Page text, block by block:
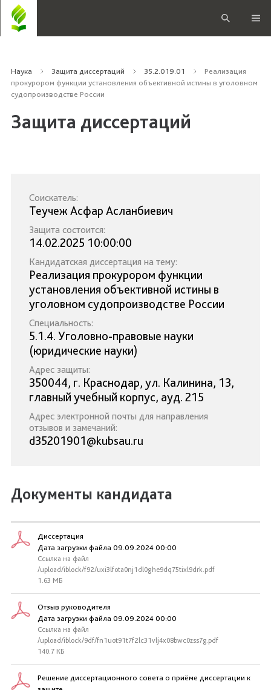
Наука Защита диссертаций 35.2.019.01
Реализация
прокурором функции установления объективной истины в уголовном
судопроизводстве России
Защита диссертаций
Соискатель:
Теучеж Асфар Асланбиевич
Защита состоится:
14.02.2025 10:00:00
Кандидатская диссертация на тему:
Реализация прокурором функции
установления объективной истины в
уголовном судопроизводстве России
Специальность:
5.1.4. Уголовно-правовые науки
(юридические науки)
Адрес защиты:
350044, г. Краснодар, ул. Калинина, 13,
главный учебный корпус, ауд. 215
Адрес электронной почты для направления
отзывов и замечаний:
d35201901@kubsau.ru
Документы кандидата
Диссертация
Дата загрузки файла 09.09.2024 00:00
Ссылка на файл
/upload/iblock/f92/uxi3lfota0nj1dl0ghe9dq75tixl9drk.pdf
1.63 МБ
Отзыв руководителя
Дата загрузки файла 09.09.2024 00:00
Ссылка на файл
/upload/iblock/9df/fn1uot91t7f2lc31vlj4x08bwc0zss7g.pdf
140.7 КБ
Решение диссертационного совета о приёме диссертации к